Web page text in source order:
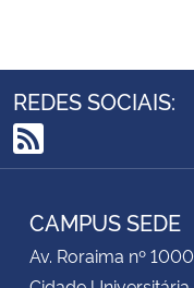
REDES SOCIAIS:
RSS
CAMPUS SEDE
Av. Roraima nº 1000